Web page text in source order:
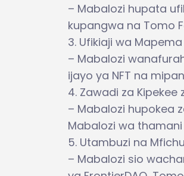
– Mabalozi hupata
kupangwa na Tomo
3. Ufikiaji wa
– Mabalozi
ijayo ya NFT na
4. Zawadi za Kipekee
– Mabalozi hupokea
Mabalozi wa
5. Utambuzi na
– Mabalozi sio